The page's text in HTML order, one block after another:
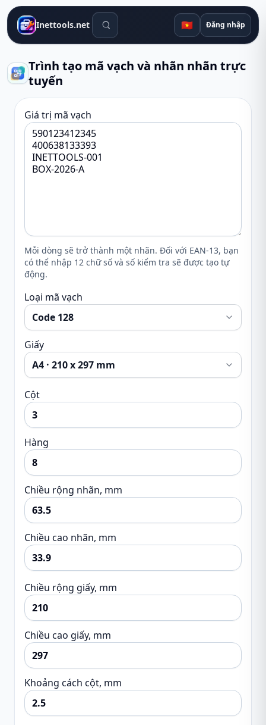
Inettools.net Công cụ tìm kiếm 🇻🇳 Đăng nhập
Trình tạo mã vạch và nhãn nhãn trực
tuyến
Giá trị mã vạch
Mỗi dòng sẽ trở thành một nhãn. Đối với EAN-13, bạn
có thể nhập 12 chữ số và số kiểm tra sẽ được tạo tự
động.
Loại mã vạch
Giấy
Cột
Hàng
Chiều rộng nhãn, mm
Chiều cao nhãn, mm
Chiều rộng giấy, mm
Chiều cao giấy, mm
Khoảng cách cột, mm